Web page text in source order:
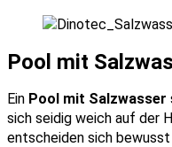
Pool mit
Ein Pool mit Salzwasser
sich seidig weich auf der
entscheiden sich